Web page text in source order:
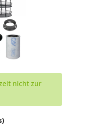
nicht zur